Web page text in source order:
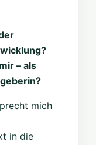
– als
mich
in die